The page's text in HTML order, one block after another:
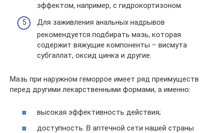
эффектом, например, с гидрокортизоном.
Для заживления анальных надрывов
рекомендуется подбирать мазь, которая
содержит вяжущие компоненты – висмута
субгаллат, оксид цинка и другие.
Мазь при наружном геморрое имеет ряд преимуществ
перед другими лекарственными формами, а именно:
высокая эффективность действия;
доступность. В аптечной сети нашей страны